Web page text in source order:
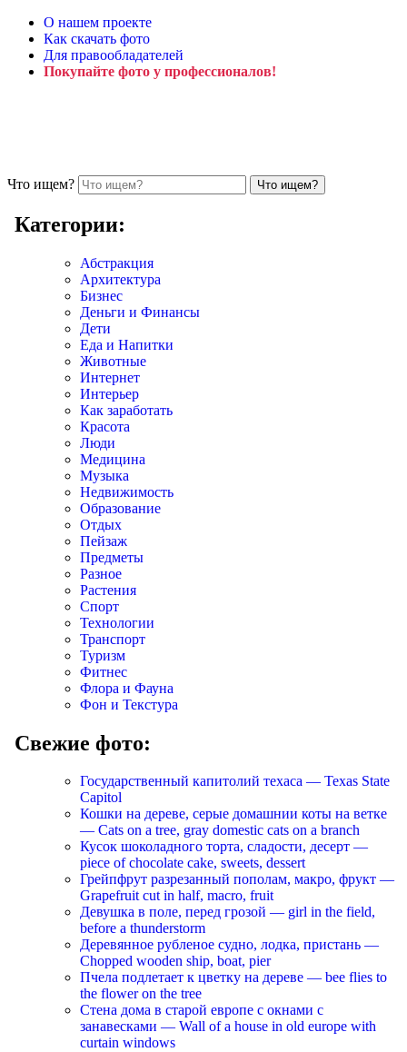
О нашем проекте
Как скачать фото
Для правообладателей
Покупайте фото у профессионалов!
Что ищем?
Категории:
Абстракция
Архитектура
Бизнес
Деньги и Финансы
Дети
Еда и Напитки
Животные
Интернет
Интерьер
Как заработать
Красота
Люди
Медицина
Музыка
Недвижимость
Образование
Отдых
Пейзаж
Предметы
Разное
Растения
Спорт
Технологии
Транспорт
Туризм
Фитнес
Флора и Фауна
Фон и Текстура
Свежие фото:
Государственный капитолий техаса — Texas State
Capitol
Кошки на дереве, серые домашнии коты на ветке
— Cats on a tree, gray domestic cats on a branch
Кусок шоколадного торта, сладости, десерт —
piece of chocolate cake, sweets, dessert
Грейпфрут разрезанный пополам, макро, фрукт —
Grapefruit cut in half, macro, fruit
Девушка в поле, перед грозой — girl in the field,
before a thunderstorm
Деревянное рубленое судно, лодка, пристань —
Chopped wooden ship, boat, pier
Пчела подлетает к цветку на дереве — bee flies to
the flower on the tree
Стена дома в старой европе с окнами с
занавесками — Wall of a house in old europe with
curtain windows